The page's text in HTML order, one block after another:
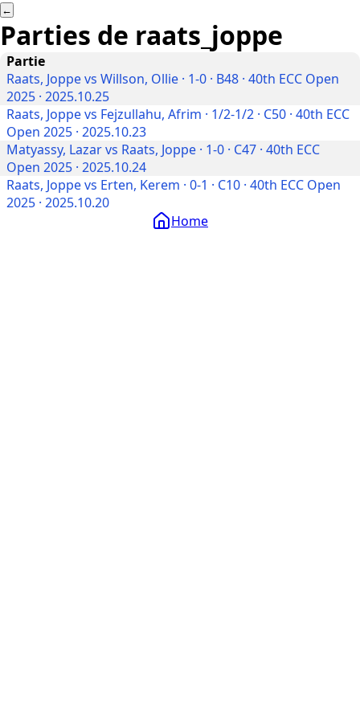
←
Parties de raats_joppe
Partie
Raats, Joppe vs Willson, Ollie · 1-0 · B48 · 40th ECC Open
2025 · 2025.10.25
Raats, Joppe vs Fejzullahu, Afrim · 1/2-1/2 · C50 · 40th ECC
Open 2025 · 2025.10.23
Matyassy, Lazar vs Raats, Joppe · 1-0 · C47 · 40th ECC
Open 2025 · 2025.10.24
Raats, Joppe vs Erten, Kerem · 0-1 · C10 · 40th ECC Open
2025 · 2025.10.20
Home